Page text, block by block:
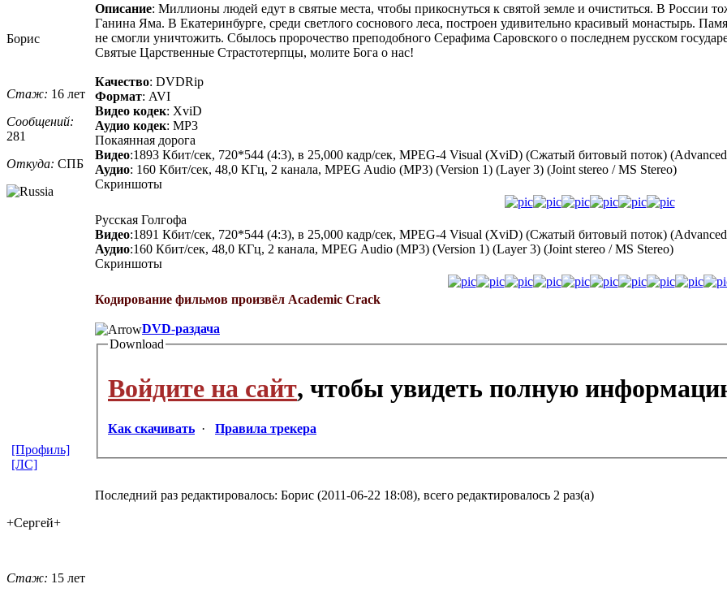
Борис
Стаж: 16 лет
Сообщений:
281
Откуда: СПБ
Описание: Миллионы людей едут в святые места, чтобы прикоснуться к святой земле и очиститься. В России
Ганина Яма. В Екатеринбурге, среди светлого соснового леса, построен удивительно красивый монастырь.
не смогли уничтожить. Сбылось пророчество преподобного Серафима Саровского о последнем русском
Святые Царственные Страстотерпцы, молите Бога о нас!
Качество: DVDRip
Формат: AVI
Видео кодек: XviD
Аудио кодек: MP3
Покаянная дорога
Видео:1893 Кбит/сек, 720*544 (4:3), в 25,000 кадр/сек, MPEG-4 Visual (XviD) (Сжатый битовый поток)
Аудио: 160 Кбит/сек, 48,0 КГц, 2 канала, MPEG Audio (MP3) (Version 1) (Layer 3) (Joint stereo / MS Stereo)
Скриншоты
Русская Голгофа
Видео:1891 Кбит/сек, 720*544 (4:3), в 25,000 кадр/сек, MPEG-4 Visual (XviD) (Сжатый битовый поток)
Аудио:160 Кбит/сек, 48,0 КГц, 2 канала, MPEG Audio (MP3) (Version 1) (Layer 3) (Joint stereo / MS Stereo)
Скриншоты
Кодирование фильмов произвёл Academic Crack
DVD-раздача
Download
Войдите на сайт, чтобы увидеть полную
Как скачивать · Правила трекера
Последний раз редактировалось: Борис (2011-06-22 18:08), всего редактировалось 2 раз(а)
[Профиль]
[ЛС]
+Сергей+
Стаж: 15 лет